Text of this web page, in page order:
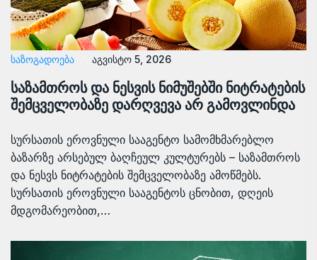
ᲡᲐᲖᲝᲒᲐᲓᲝᲔᲑᲐ აგვისტო 5, 2026
საზამთროს და ნესვის ნიმუშებში ნიტრატების
შემცველობაზე დარღვევა არ გამოვლინდა
სურსათის ეროვნული სააგენტო სამომხმარებლო
ბაზარზე არსებულ ბაღჩეულ კულტურებს – საზამთროს
და ნესვს ნიტრატების შემცველობაზე ამოწმებს.
სურსათის ეროვნული სააგენტოს ცნობით, დღეის
მდგომარეობით,…